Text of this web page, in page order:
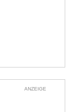
ANZEIGE